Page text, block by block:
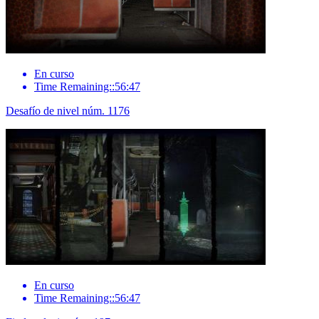
En curso
Time Remaining::56:47
Desafío de nivel núm. 1176
En curso
Time Remaining::56:47